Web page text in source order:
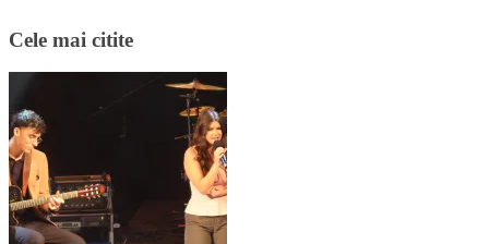
Cele mai citite